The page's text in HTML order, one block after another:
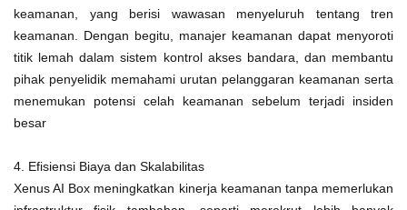
keamanan, yang berisi wawasan menyeluruh tentang tren
keamanan. Dengan begitu, manajer keamanan dapat menyoroti
titik lemah dalam sistem kontrol akses bandara, dan membantu
pihak penyelidik memahami urutan pelanggaran keamanan serta
menemukan potensi celah keamanan sebelum terjadi insiden
besar
4. Efisiensi Biaya dan Skalabilitas
Xenus AI Box meningkatkan kinerja keamanan tanpa memerlukan